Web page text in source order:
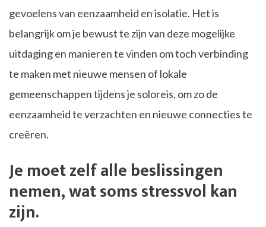
gevoelens van eenzaamheid en isolatie. Het is
belangrijk om je bewust te zijn van deze mogelijke
uitdaging en manieren te vinden om toch verbinding
te maken met nieuwe mensen of lokale
gemeenschappen tijdens je soloreis, om zo de
eenzaamheid te verzachten en nieuwe connecties te
creëren.
Je moet zelf alle beslissingen
nemen, wat soms stressvol kan
zijn.